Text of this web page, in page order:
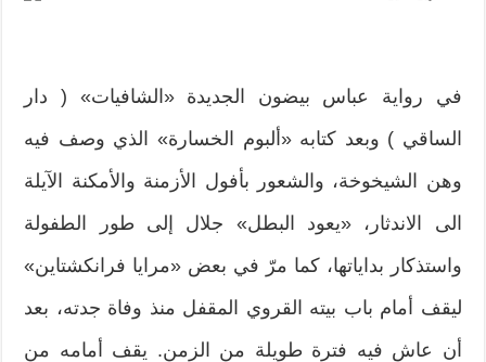
في رواية عباس بيضون الجديدة «الشافيات» ( دار
الساقي ) وبعد كتابه «ألبوم الخسارة» الذي وصف فيه
وهن الشيخوخة، والشعور بأفول الأزمنة والأمكنة الآيلة
الى الاندثار، «يعود البطل» جلال إلى طور الطفولة
واستذكار بداياتها، كما مرّ في بعض «مرايا فرانكشتاين»
ليقف أمام باب بيته القروي المقفل منذ وفاة جدته، بعد
أن عاش فيه فترة طويلة من الزمن. يقف أمامه من